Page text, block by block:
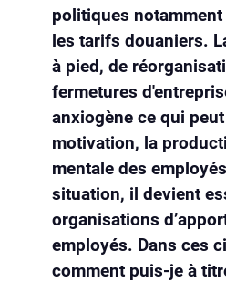
politiques
les tarifs douaniers.
à pied, de
fermetures
anxiogène ce qui
motivation, la
mentale des
situation, il devient
organisations
employés. Dans ces
comment puis-je à